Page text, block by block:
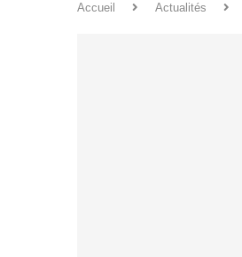
Accueil Actualités